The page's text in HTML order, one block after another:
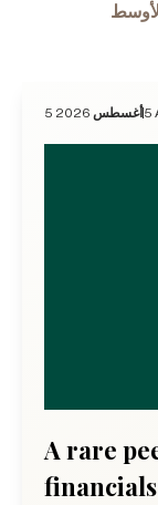
5 أغسطس 2026 5
A rare
financials